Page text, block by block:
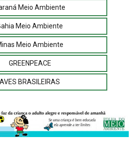
Meio Ambiente
Meio Ambiente
Meio Ambiente
GREENPEACE
AVES BRASILEIRAS